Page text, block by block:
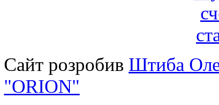
Сайт розробив Штиба
"ORION"